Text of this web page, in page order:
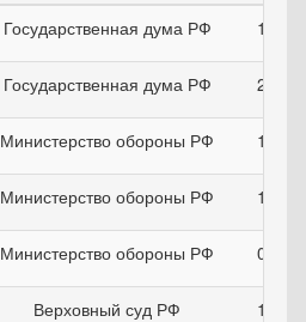
Государственная дума РФ
Государственная дума РФ
Министерство обороны РФ
Министерство обороны РФ
Министерство обороны РФ
Верховный суд РФ